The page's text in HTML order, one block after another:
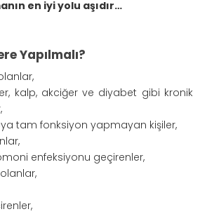
en iyi yolu aşıdır…
Yapılmalı?
kalp, akciğer ve diyabet gibi kronik
tam fonksiyon yapmayan kişiler,
enfeksiyonu geçirenler,